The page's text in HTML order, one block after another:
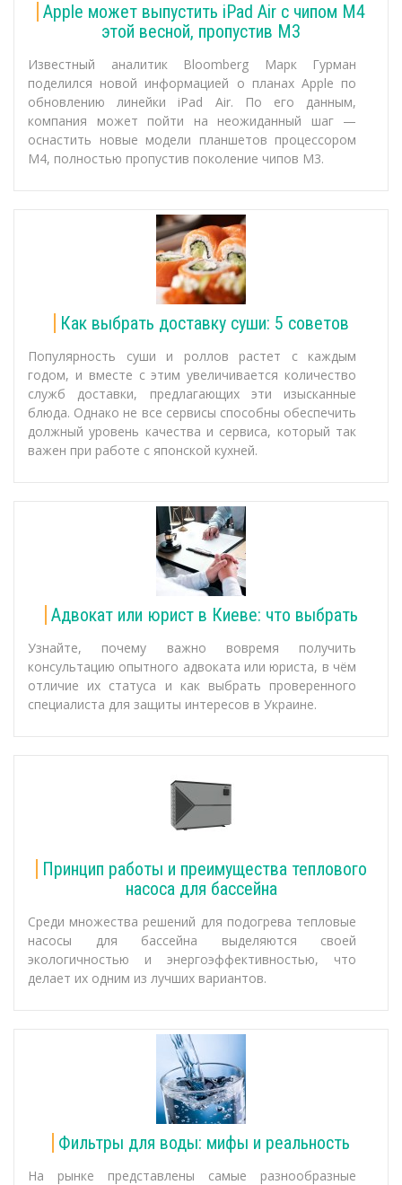
Apple может выпустить iPad Air с чипом M4
этой весной, пропустив M3
Известный аналитик Bloomberg Марк Гурман
поделился новой информацией о планах Apple по
обновлению линейки iPad Air. По его данным,
компания может пойти на неожиданный шаг —
оснастить новые модели планшетов процессором
M4, полностью пропустив поколение чипов M3.
Как выбрать доставку суши: 5 советов
Популярность суши и роллов растет с каждым
годом, и вместе с этим увеличивается количество
служб доставки, предлагающих эти изысканные
блюда. Однако не все сервисы способны обеспечить
должный уровень качества и сервиса, который так
важен при работе с японской кухней.
Адвокат или юрист в Киеве: что выбрать
Узнайте, почему важно вовремя получить
консультацию опытного адвоката или юриста, в чём
отличие их статуса и как выбрать проверенного
специалиста для защиты интересов в Украине.
Принцип работы и преимущества теплового
насоса для бассейна
Среди множества решений для подогрева тепловые
насосы для бассейна выделяются своей
экологичностью и энергоэффективностью, что
делает их одним из лучших вариантов.
Фильтры для воды: мифы и реальность
На рынке представлены самые разнообразные